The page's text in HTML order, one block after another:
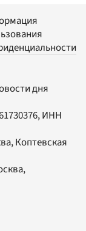
дня
ИНН
Коптевская
,